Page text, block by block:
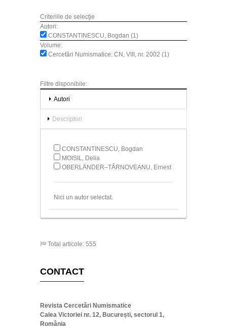
Criteriile de selecţie
Autori:
CONSTANTINESCU, Bogdan (1)
Volume:
Cercetări Numismatice: CN, VIII, nr. 2002 (1)
Filtre disponibile:
Autori
Descriptori
CONSTANTINESCU, Bogdan
MOISIL, Delia
OBERLÄNDER–TÂRNOVEANU, Ernest
Nici un autor selectat.
Total articole: 555
CONTACT
Revista Cercetări Numismatice
Calea Victoriei nr. 12, București, sectorul 1,
România